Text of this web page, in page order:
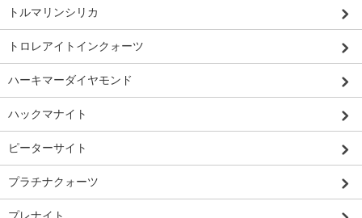
トルマリンシリカ
トロレアイトインクォーツ
ハーキマーダイヤモンド
ハックマナイト
ピーターサイト
プラチナクォーツ